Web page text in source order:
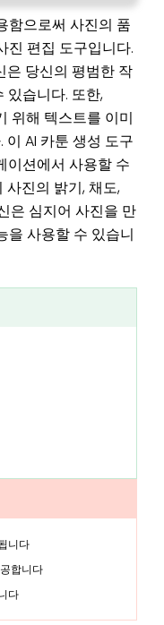
함으로써 사진의 품
진 편집 도구입니다.
은 당신의 평범한 작
있습니다. 또한,
위해 텍스트를 이미
AI 카툰 생성 도구
이션에서 사용할 수
사진의 밝기, 채도,
은 심지어 사진을 만
을 사용할 수 있습니
니다
합니다
다